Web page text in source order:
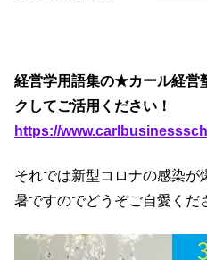
経営学用語集の★カール経営
クしてご活用ください！
https://
それでは新型コロナの感染
暑ですのでどうぞご自愛くだ